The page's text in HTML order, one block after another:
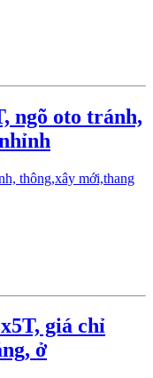
ngõ oto tránh,
giá chỉ
ở